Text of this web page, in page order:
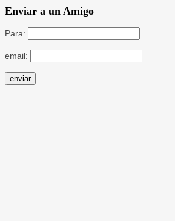
Enviar a un Amigo
Para:
email: